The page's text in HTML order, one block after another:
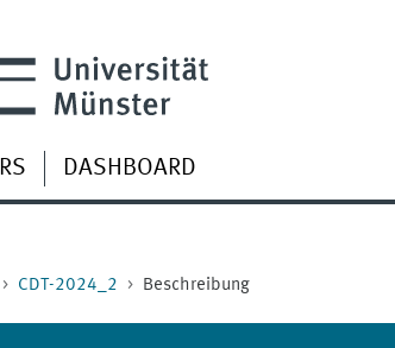
DASHBOARD
CDT-2024_2 Beschreibung